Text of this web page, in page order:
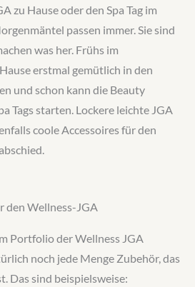
zu Hause oder den Spa Tag im
passen immer. Sie sind
was her. Frühs im
erstmal gemütlich in den
und schon kann die Beauty
Tags starten. Lockere leichte JGA
coole Accessoires für den
den Wellness-JGA
Portfolio der Wellness JGA
noch jede Menge Zubehör, das
Das sind beispielsweise: